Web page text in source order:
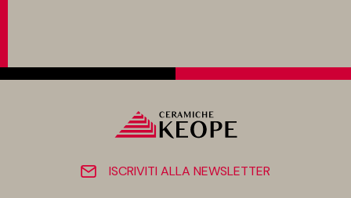
ISCRIVITI ALLA NEWSLETTER